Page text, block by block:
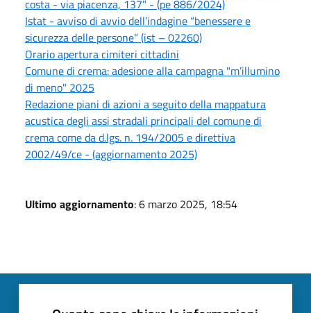
costa - via piacenza, 137" - (pe 886/2024)
Istat - avviso di avvio dell’indagine “benessere e
sicurezza delle persone” (ist – 02260)
Orario apertura cimiteri cittadini
Comune di crema: adesione alla campagna "m’illumino
di meno" 2025
Redazione piani di azioni a seguito della mappatura
acustica degli assi stradali principali del comune di
crema come da d.lgs. n. 194/2005 e direttiva
2002/49/ce - (aggiornamento 2025)
Ultimo aggiornamento: 6 marzo 2025, 18:54